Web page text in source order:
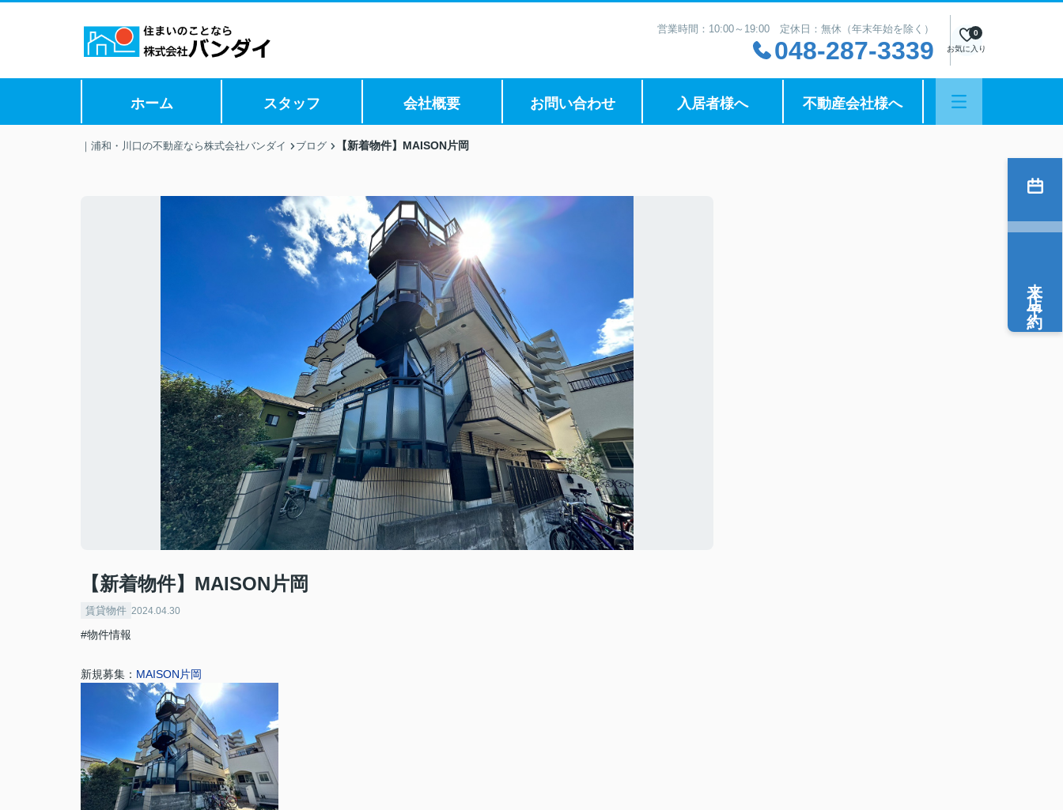
営業時間：10:00～19:00 定休日：無休（年末年始を除く）
048-287-3339 お気に入り
0
ホーム スタッフ 会社概要 お問い合わせ 入居者様へ 不動産会社様へ
｜浦和・川口の不動産なら株式会社バンダイ ブログ 【新着物件】MAISON片岡
【新着物件】MAISON片岡
賃貸物件 2024.04.30
#物件情報
新規募集： MAISON片岡
来店予約